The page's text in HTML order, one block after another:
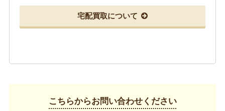
宅配買取について
こちらからお問い合わせください